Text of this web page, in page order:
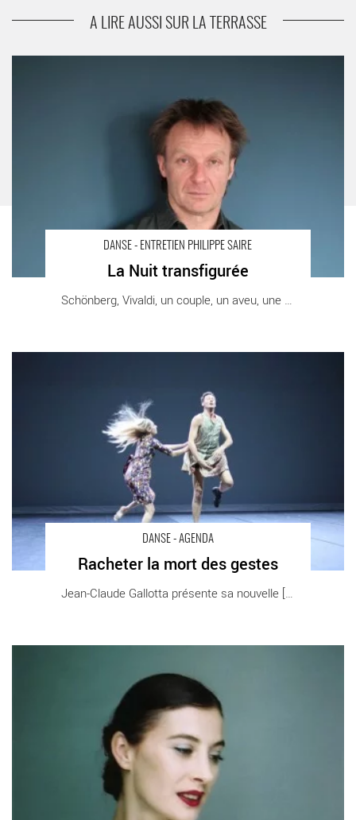
Les Flamants roses
A LIRE AUSSI SUR LA TERRASSE
DANSE - ENTRETIEN PHILIPPE SAIRE
La Nuit transfigurée
Schönberg, Vivaldi, un couple, un aveu, une [...]
DANSE - AGENDA
Racheter la mort des gestes
Jean-Claude Gallotta présente sa nouvelle [...]